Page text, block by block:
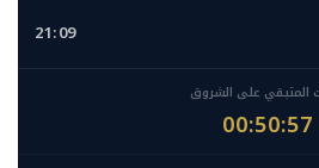
21:09
المتبقي على الشروق
00:50:55